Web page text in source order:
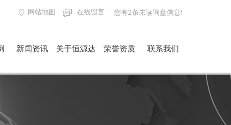
网站地图 在线留言 您有2条未读询盘信息!
新闻资讯 关于恒源达 荣誉资质 联系我们